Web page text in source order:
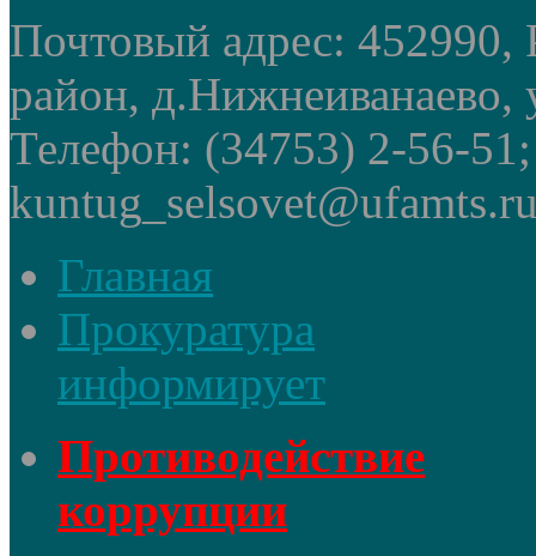
Почтовый адрес: 452990,
район, д.Нижнеиванаево,
Телефон: (34753) 2-56-
Главная
Прокуратура
информирует
Противодействие
коррупции